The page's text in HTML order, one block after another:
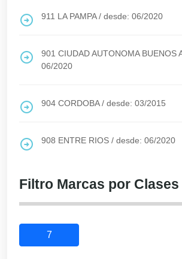
911 LA PAMPA/ desde: 06/2020
901 CIUDAD AUTONOMA BUENOS
06/2020
904 CORDOBA/ desde: 03/2015
908 ENTRE RIOS / desde: 06/2020
Filtro Marcas por Clases
7